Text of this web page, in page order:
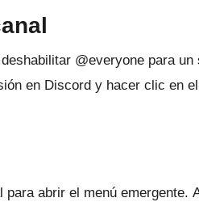
@everyone para un
en Discord y hacer clic en
para abrir el menú emergente.